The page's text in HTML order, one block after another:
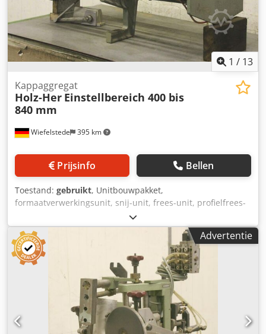
1 / 13
Wiefelstede 395 km
Kappaggregat
Holz-Her Einstellbereich 400 bis
840 mm
Prijsinfo Bellen
Toestand: gebruikt, Unitbouwpakket,
formaatverwerkingsunit, snij-unit, frees-unit, profielfrees-
unit, voegfrees-unit, trim-unit, dubbelkante profiler,
kantbewerkingsmachine, scoremotor, hakselmotor,
freesmotor voor kantbewerkingsmachine -Verkoop:
Overdracht in de huidige staat zoals gezien -Koffer: lichte
beschadiging, zie foto's -Freesunit: voor het frezen van de
uitstekende kanten aan de voor- en achterkant
Dcedpfxsgyg Are Adiok -Verstelbereik: 400 tot 840 mm -
Klemmen: pneumatisch -Motoren: Holz-Her 750 W / 2600
omw/min -Zaagblad: Ø 160 mm -Afmetingen: 1010/450 /
H540 mm -Gewicht: 94 kg
Advertentie